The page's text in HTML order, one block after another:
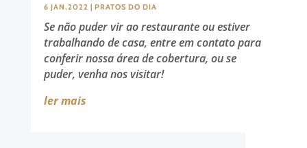
6 JAN,2022 | PRATOS DO DIA
Se não puder vir ao restaurante ou estiver
trabalhando de casa, entre em contato para
conferir nossa área de cobertura, ou se
puder, venha nos visitar!
ler mais